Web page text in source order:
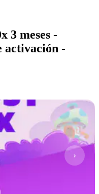
3 meses -
activación -